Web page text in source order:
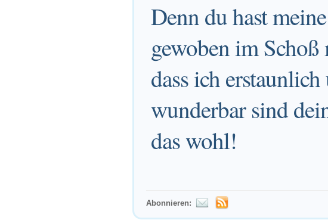
Denn du hast
gewoben im
dass ich
wunderbar sind
das wohl!
Abonnieren: